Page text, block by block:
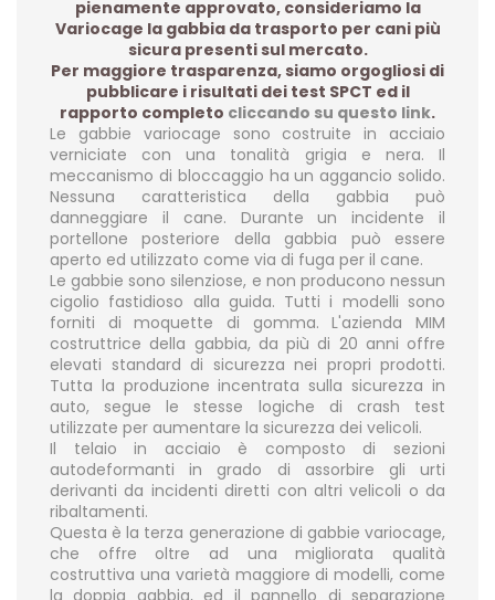
pienamente approvato, consideriamo la
Variocage la gabbia da trasporto per cani più
sicura presenti sul mercato.
Per maggiore trasparenza, siamo orgogliosi di
pubblicare i risultati dei test SPCT ed il
rapporto completo cliccando su questo link.
Le gabbie variocage sono costruite in acciaio
verniciate con una tonalità grigia e nera. Il
meccanismo di bloccaggio ha un aggancio solido.
Nessuna caratteristica della gabbia può
danneggiare il cane. Durante un incidente il
portellone posteriore della gabbia può essere
aperto ed utilizzato come via di fuga per il cane.
Le gabbie sono silenziose, e non producono nessun
cigolio fastidioso alla guida. Tutti i modelli sono
forniti di moquette di gomma. L'azienda MIM
costruttrice della gabbia, da più di 20 anni offre
elevati standard di sicurezza nei propri prodotti.
Tutta la produzione incentrata sulla sicurezza in
auto, segue le stesse logiche di crash test
utilizzate per aumentare la sicurezza dei velicoli.
Il telaio in acciaio è composto di sezioni
autodeformanti in grado di assorbire gli urti
derivanti da incidenti diretti con altri velicoli o da
ribaltamenti.
Questa è la terza generazione di gabbie variocage,
che offre oltre ad una migliorata qualità
costruttiva una varietà maggiore di modelli, come
la doppia gabbia, ed il pannello di separazione